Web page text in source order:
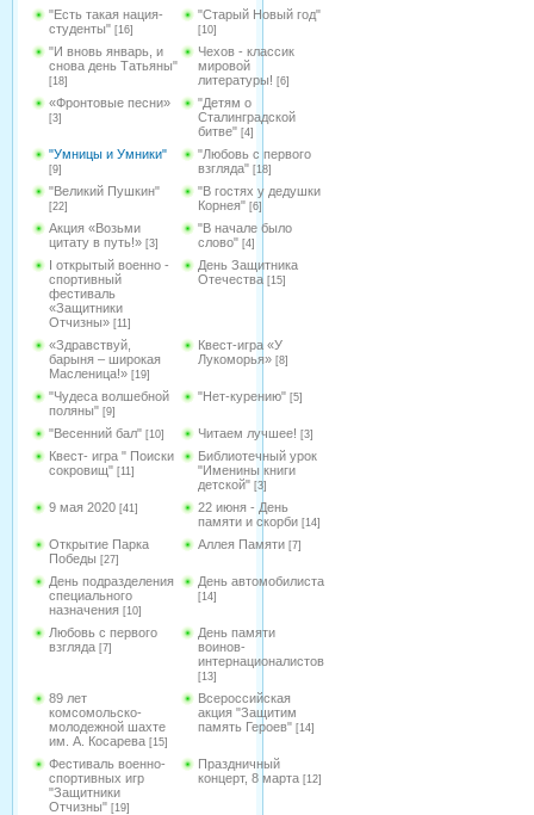
"Есть такая нация-
студенты" [16]
"Старый Новый год"
[10]
"И вновь январь, и
снова день Татьяны"
[18]
Чехов - классик
мировой
литературы! [6]
«Фронтовые песни»
[3]
"Детям о
Сталинградской
битве" [4]
"Умницы и Умники"
[9]
"Любовь с первого
взгляда" [18]
"Великий Пушкин"
[22]
"В гостях у дедушки
Корнея" [6]
Акция «Возьми
цитату в путь!» [3]
"В начале было
слово" [4]
I открытый военно -
спортивный
фестиваль
«Защитники
Отчизны» [11]
День Защитника
Отечества [15]
«Здравствуй,
барыня – широкая
Масленица!» [19]
Квест-игра «У
Лукоморья» [8]
"Чудеса волшебной
поляны" [9]
"Нет-курению" [5]
"Весенний бал" [10] Читаем лучшее! [3]
Квест- игра " Поиски
сокровищ" [11]
Библиотечный урок
"Именины книги
детской" [3]
9 мая 2020 [41]
22 июня - День
памяти и скорби [14]
Открытие Парка
Победы [27]
Аллея Памяти [7]
День подразделения
специального
назначения [10]
День автомобилиста
[14]
Любовь с первого
взгляда [7]
День памяти
воинов-
интернационалистов
[13]
89 лет
комсомольско-
молодежной шахте
им. А. Косарева [15]
Всероссийская
акция "Защитим
память Героев" [14]
Фестиваль военно-
спортивных игр
"Защитники
Отчизны" [19]
Праздничный
концерт, 8 марта [12]